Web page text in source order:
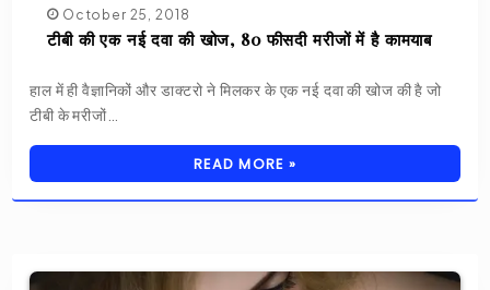
October 25, 2018
टीबी की एक नई दवा की खोज, 80 फीसदी मरीजों में है कामयाब
हाल में ही वैज्ञानिकों और डाक्टरो ने मिलकर के एक नई दवा की खोज की है जो
टीबी के मरीजों…
READ MORE »